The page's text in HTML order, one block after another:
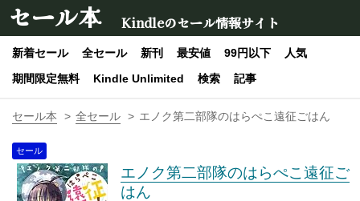
セール本 Kindleのセール情報サイト
新着セール 全セール 新刊 最安値 99円以下
人気
期間限定無料
Kindle Unlimited 検索 記事
セール本 全セール エノク第二部隊のはらぺこ遠征ごはん
セール
エノク第二部隊のはらぺこ遠征ご
はん